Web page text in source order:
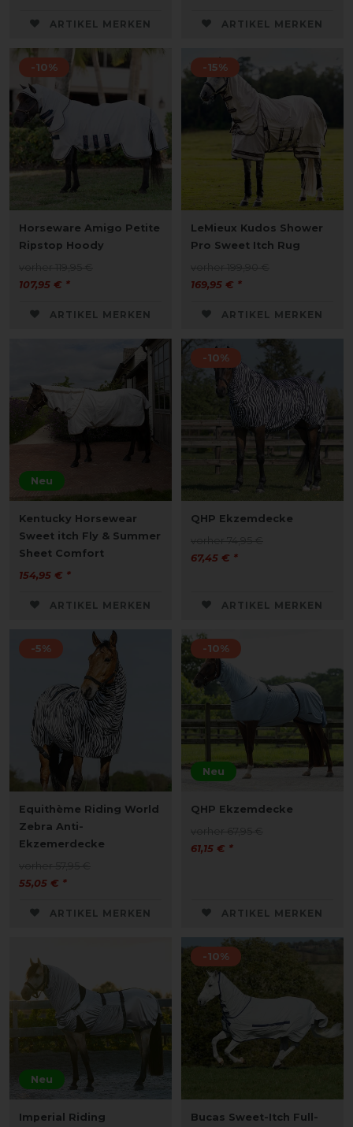
ARTIKEL MERKEN ARTIKEL MERKEN
-10%
Horseware Amigo Petite
Ripstop Hoody
107,95 € *
ARTIKEL MERKEN
-15%
LeMieux Kudos Shower
Pro Sweet Itch Rug
169,95 € *
ARTIKEL MERKEN
Neu
Kentucky Horsewear
Sweet itch Fly & Summer
Sheet Comfort
154,95 € *
ARTIKEL MERKEN
-10%
QHP Ekzemdecke
67,45 € *
ARTIKEL MERKEN
-5%
Equithème Riding World
Zebra Anti-
Ekzemerdecke
55,05 € *
ARTIKEL MERKEN
Neu
-10%
QHP Ekzemdecke
61,15 € *
ARTIKEL MERKEN
Neu
Imperial Riding
-10%
Bucas Sweet-Itch Full-